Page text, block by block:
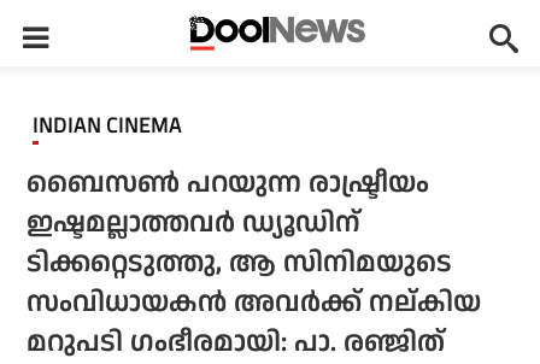
INDIAN CINEMA
ബൈസണ്‍ പറയുന്ന രാഷ്ട്രീയം
ഇഷ്ടമല്ലാത്തവര്‍ ഡ്യൂഡിന്
ടിക്കറ്റെടുത്തു, ആ സിനിമയുടെ
സംവിധായകന്‍ അവര്‍ക്ക് നല്കിയ
മറുപടി ഗംഭീരമായി: പാ. രഞ്ജിത്